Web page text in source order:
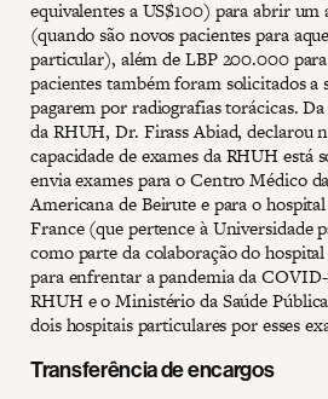
equivalentes a US$100) para abrir
(quando são novos pacientes para
particular), além de LBP 200.000
pacientes também foram solicitados a
pagarem por radiografias torácicas.
da RHUH, Dr. Firass Abiad, declarou
capacidade de exames da RHUH está
envia exames para o Centro Médico
Americana de Beirute e para o
France (que pertence à Universidade
como parte da colaboração do
para enfrentar a pandemia da
RHUH e o Ministério da Saúde
dois hospitais particulares por esses
Transferência de encargos